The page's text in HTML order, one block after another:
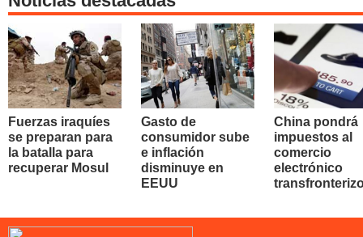
Fuerzas iraquíes
se preparan para
la batalla para
recuperar Mosul
Gasto de
consumidor sube
e inflación
disminuye en
EEUU
China pondrá
impuestos al
comercio
electrónico